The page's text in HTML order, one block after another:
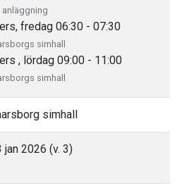
anläggning
fredag 06:30 - 07:30
simhall
, lördag 09:00 - 11:00
simhall
simhall
jan 2026 (v. 3)